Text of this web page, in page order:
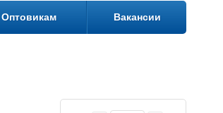
Оптовикам Вакансии